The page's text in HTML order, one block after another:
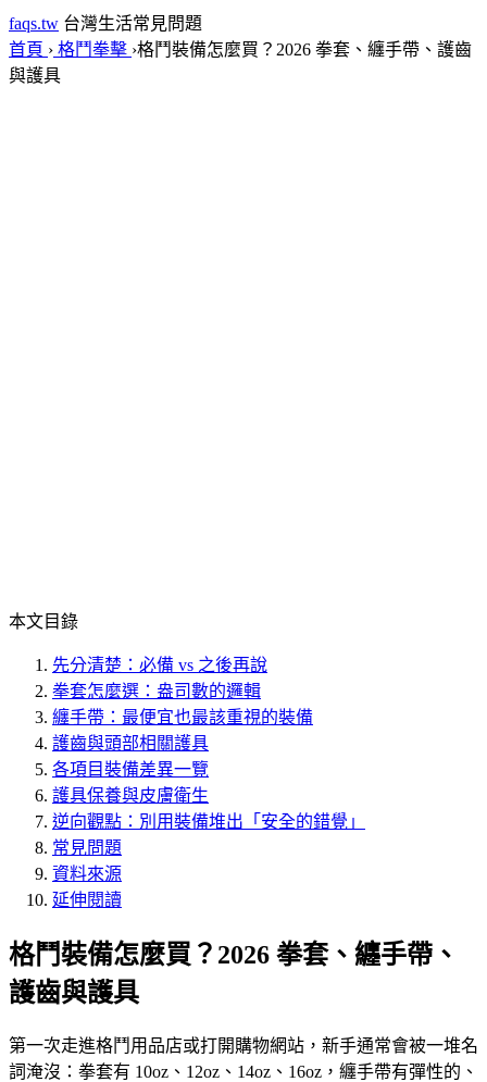
faqs.tw 台灣生活常見問題
首頁 › 格鬥拳擊 ›格鬥裝備怎麼買？2026 拳套、纏手帶、護齒
與護具
本文目錄
先分清楚：必備 vs 之後再說
拳套怎麼選：盎司數的邏輯
纏手帶：最便宜也最該重視的裝備
護齒與頭部相關護具
各項目裝備差異一覽
護具保養與皮膚衛生
逆向觀點：別用裝備堆出「安全的錯覺」
常見問題
資料來源
延伸閱讀
格鬥裝備怎麼買？2026 拳套、纏手帶、
護齒與護具
第一次走進格鬥用品店或打開購物網站，新手通常會被一堆名
詞淹沒：拳套有 10oz、12oz、14oz、16oz，纏手帶有彈性的、